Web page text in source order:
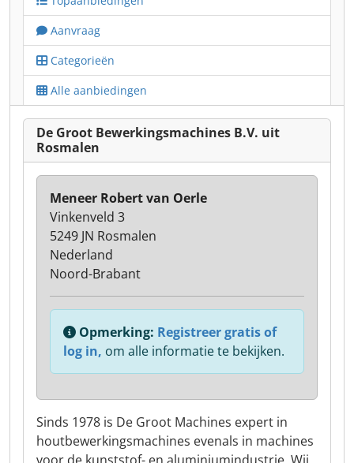
Aanvraag
Categorieën
Alle aanbiedingen
De Groot Bewerkingsmachines B.V. uit
Rosmalen
Sinds 1978 is De Groot Machines expert in
houtbewerkingsmachines evenals in machines
Meneer Robert van Oerle
Vinkenveld 3
5249 JN Rosmalen
Nederland
Noord-Brabant
Opmerking: Registreer gratis of
log in, om alle informatie te bekijken.